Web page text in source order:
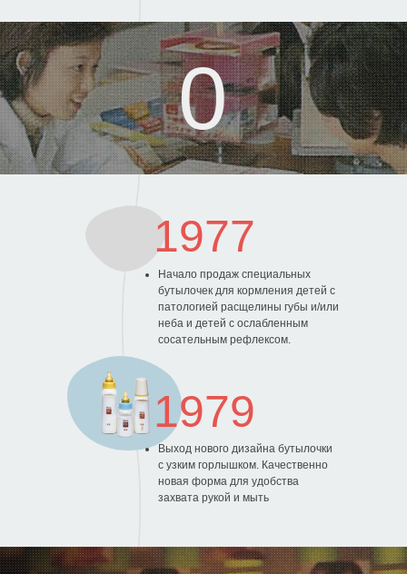
1979
Выход нового дизайна бутылочки
с узким горлышком. Качественно
новая форма для удобства
захвата рукой и мыть
1977
Начало продаж специальных
бутылочек для кормления детей с
патологией расщелины губы и/или
неба и детей с ослабленным
сосательным рефлексом.
0